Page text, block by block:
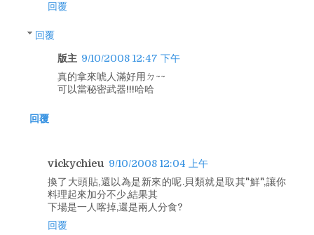
回覆
回覆
版主 9/10/2008 12:47 下午
真的拿來唬人滿好用ㄉ~~
可以當秘密武器!!!哈哈
回覆
vickychieu 9/10/2008 12:04 上午
換了大頭貼,還以為是新來的呢.貝類就是取其"鮮",讓你
料理起來加分不少,結果其
下場是一人喀掉,還是兩人分食?
回覆